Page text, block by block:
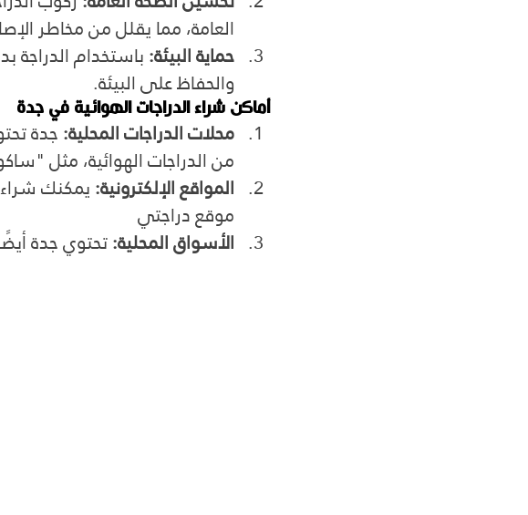
العامة، مما يقلل من مخاطر
حماية البيئة: باستخدام الدراجة
والحفاظ على البيئة.
أماكن شراء الدراجات الهوائية في جدة
محلات الدراجات المحلية: جدة
من الدراجات الهوائية، مثل
المواقع الإلكترونية: يمكنك شراء
موقع دراجتي
الأسواق المحلية: تحتوي جدة